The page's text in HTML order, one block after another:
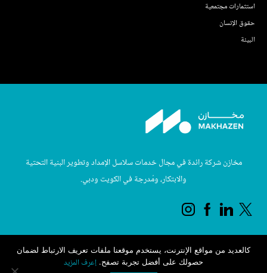
استثمارات مجتمعية
حقوق الإنسان
البيئة
مخازن شركة رائدة في مجال خدمات سلاسل الإمداد وتطوير البنية التحتية
والابتكار، ومُدرجة في الكويت ودبي.
حقوق النشر © 2025 محفوظة لأجيلتي
كالعديد من مواقع الإنترنت، يستخدم موقعنا ملفات تعريف الارتباط لضمان
حصولك على أفضل تجربة تصفح. إعرف المزيد